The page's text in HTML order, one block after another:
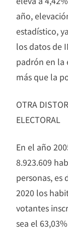
año,
estadístico,
los datos de
padrón en la
más que la
OTRA
ELECTORAL
En el año
8.923.609
personas, es
2020 los
votantes
sea el